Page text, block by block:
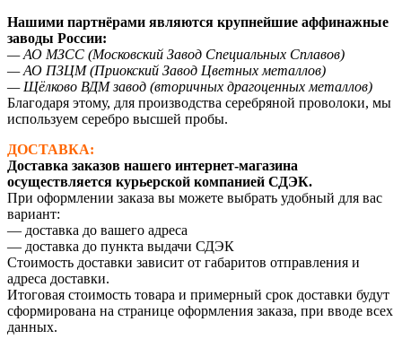
Нашими партнёрами являются крупнейшие аффинажные
заводы России:
— АО МЗСС (Московский Завод Специальных Сплавов)
— АО ПЗЦМ (Приокский Завод Цветных металлов)
— Щёлково ВДМ завод (вторичных драгоценных металлов)
Благодаря этому, для производства серебряной проволоки, мы
используем серебро высшей пробы.
ДОСТАВКА:
Доставка заказов нашего интернет-магазина
осуществляется курьерской компанией СДЭК.
При оформлении заказа вы можете выбрать удобный для вас
вариант:
— доставка до вашего адреса
— доставка до пункта выдачи СДЭК
Стоимость доставки зависит от габаритов отправления и
адреса доставки.
Итоговая стоимость товара и примерный срок доставки будут
сформирована на странице оформления заказа, при вводе всех
данных.